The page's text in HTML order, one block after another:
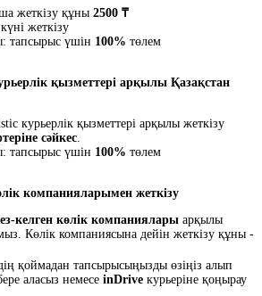
жеткізу құны 2500 ₸
жеткізу
тапсырыс үшін 100% төлем
қызметтері арқылы Қазақстан
курьерлік қызметтері арқылы жеткізу
сәйкес.
тапсырыс үшін 100% төлем
компанияларымен жеткізу
келген көлік компаниялары арқылы
Көлік компаниясына дейін жеткізу құны -
қоймадан тапсырысыңызды өзіңіз алып
аласыз немесе inDrive курьеріне қоңырау